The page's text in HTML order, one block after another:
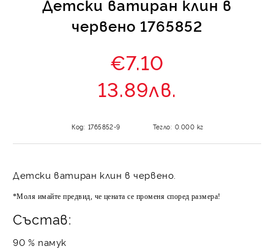
Детски ватиран клин в
червено 1765852
€7.10
13.89лв.
Код: 1765852-9 Тегло: 0.000 кг
Детски ватиран клин в червено.
*Моля имайте предвид, че цената се променя според размера!
Състав:
90 % памук